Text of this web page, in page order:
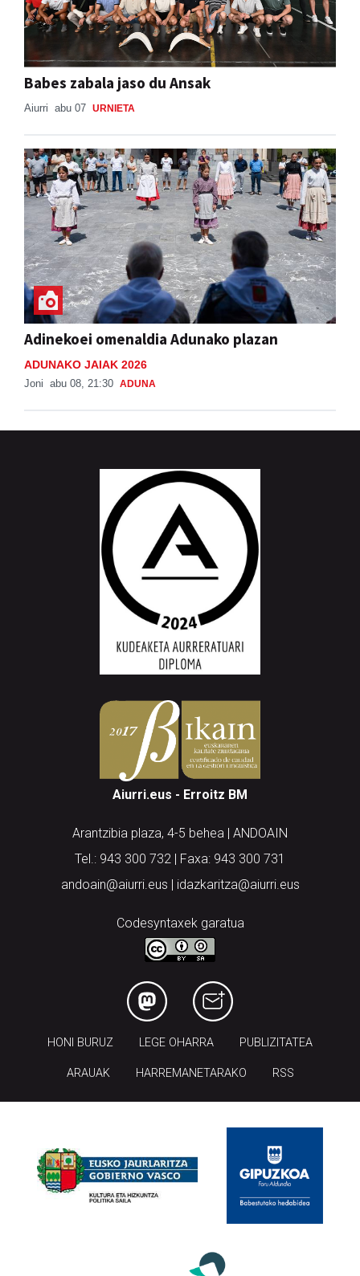
Babes zabala jaso du Ansak
Aiurri abu 07 URNIETA
Adinekoei omenaldia Adunako plazan
ADUNAKO JAIAK 2026
Joni abu 08, 21:30 ADUNA
Aiurri.eus - Erroitz BM
Arantzibia plaza, 4-5 behea | ANDOAIN
Tel.: 943 300 732 | Faxa: 943 300 731
andoain@aiurri.eus | idazkaritza@aiurri.eus
Codesyntaxek garatua
HONI BURUZ LEGE OHARRA PUBLIZITATEA
ARAUAK HARREMANETARAKO RSS